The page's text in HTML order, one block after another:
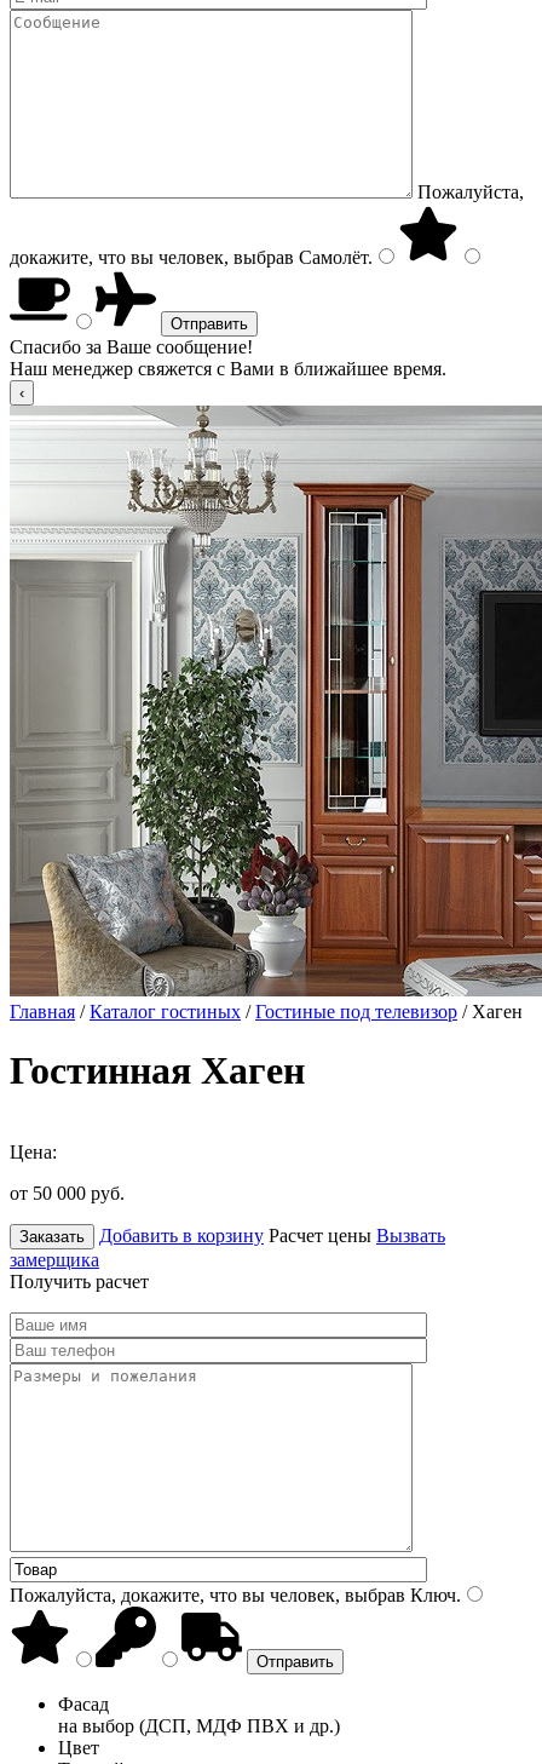
Пожалуйста,
докажите, что вы человек, выбрав Самолёт.
Спасибо за Ваше сообщение!
Наш менеджер свяжется с Вами в ближайшее время.
Главная /Каталог гостиных /Гостиные под телевизор / Хаген
Гостинная Хаген
Цена:
от 50 000 руб.
Заказать Добавить в корзину Расчет цены Вызвать
замерщика
Получить расчет
Пожалуйста, докажите, что вы человек, выбрав Ключ.
Фасад
на выбор (ДСП, МДФ ПВХ и др.)
Цвет